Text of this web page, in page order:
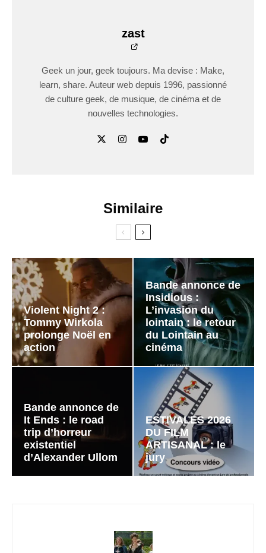
zast
Geek un jour, geek toujours. Ma devise : Make,
learn, share. Auteur web depuis 1996, passionné
de culture geek, de musique, de cinéma et de
nouvelles technologies.
Similaire
Violent Night 2 :
Tommy Wirkola
prolonge Noël en
action
Bande annonce de
Insidious :
L’invasion du
lointain : le retour
du Lointain au
cinéma
Bande annonce de
It Ends : le road
trip d’horreur
existentiel
d’Alexander Ullom
ESTIVALES 2026
DU FILM
ARTISANAL : le
jury